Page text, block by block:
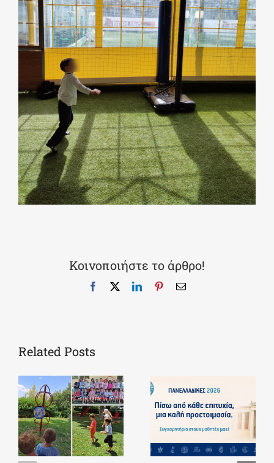
Κοινοποιήστε το άρθρο!
Facebook LinkedInPinterestEmail
Related Posts